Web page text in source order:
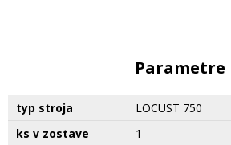
Parametre
typ stroja
LOCUST 750
ks v zostave
1